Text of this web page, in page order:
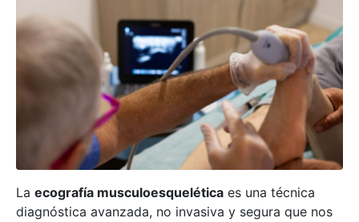
La ecografía musculoesquelética es una técnica
diagnóstica avanzada, no invasiva y segura que nos